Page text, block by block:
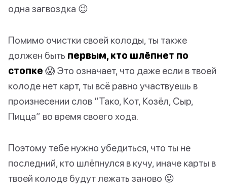
одна загвоздка 😉
Помимо очистки своей колоды, ты также
должен быть первым, кто шлёпнет по
стопке 😱 Это означает, что даже если в твоей
колоде нет карт, ты всё равно участвуешь в
произнесении слов “Тако, Кот, Козёл, Сыр,
Пицца” во время своего хода.
Поэтому тебе нужно убедиться, что ты не
последний, кто шлёпнулся в кучу, иначе карты в
твоей колоде будут лежать заново 😝